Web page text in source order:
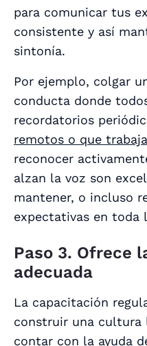
para comunicar tus
consistente y así
sintonía.
Por ejemplo, colgar
conducta donde
recordatorios
remotos o que
reconocer
alzan la voz son
mantener, o incluso
expectativas en toda
Paso 3. Ofrece
adecuada
La capacitación
construir una cultura
contar con la ayuda